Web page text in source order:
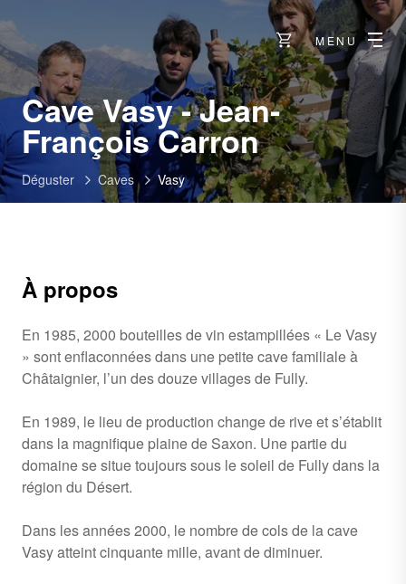
MENU
Cave Vasy - Jean-
François Carron-
Fully
Déguster Caves Vasy
À propos
En 1985, 2000 bouteilles de vin estampillées « Le Vasy
» sont enflaconnées dans une petite cave familiale à
Châtaignier, l’un des douze villages de Fully.
En 1989, le lieu de production change de rive et s’établit
dans la magnifique plaine de Saxon. Une partie du
domaine se situe toujours sous le soleil de Fully dans la
région du Désert.
Dans les années 2000, le nombre de cols de la cave
Vasy atteint cinquante mille, avant de diminuer.